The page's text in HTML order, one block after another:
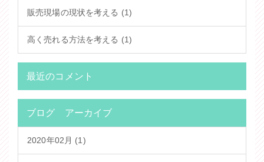
販売現場の現状を考える (1)
高く売れる方法を考える (1)
最近のコメント
ブログ アーカイブ
2020年02月 (1)